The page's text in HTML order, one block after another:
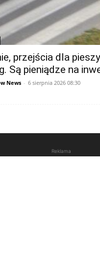
przejścia dla
Są pieniądze na
News - 6 sierpnia 2026 08:30
Reklama